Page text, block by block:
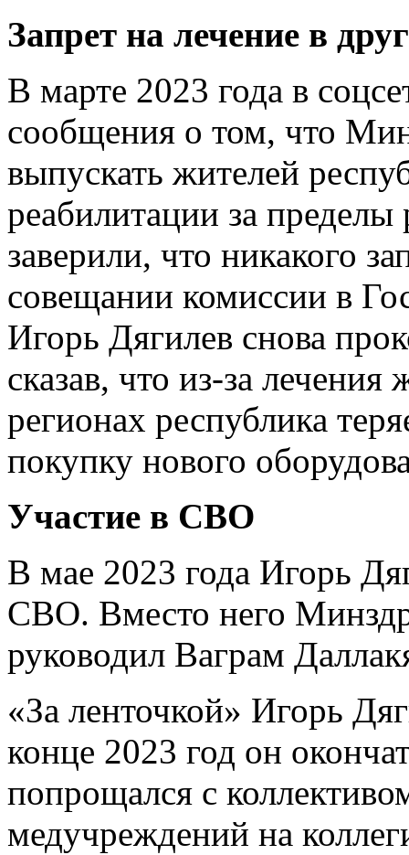
Запрет на лечение в
В марте 2023 года в
сообщения о том, что
выпускать жителей
реабилитации за пределы
заверили, что никакого
совещании комиссии в
Игорь Дягилев снова
сказав, что из-за
регионах республика
покупку нового
Участие в СВО
В мае 2023 года Игорь
СВО. Вместо него
руководил Ваграм
«За ленточкой» Игорь
конце 2023 год он
попрощался с
медучреждений на